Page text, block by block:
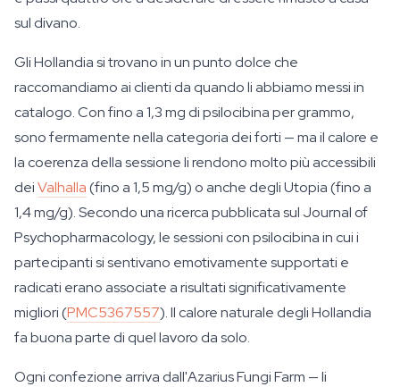
sul divano.
Gli Hollandia si trovano in un punto dolce che
raccomandiamo ai clienti da quando li abbiamo messi in
catalogo. Con fino a 1,3 mg di psilocibina per grammo,
sono fermamente nella categoria dei forti — ma il calore e
la coerenza della sessione li rendono molto più accessibili
deiValhalla(fino a 1,5 mg/g) o anche degli Utopia (fino a
1,4 mg/g). Secondo una ricerca pubblicata sul Journal of
Psychopharmacology, le sessioni con psilocibina in cui i
partecipanti si sentivano emotivamente supportati e
radicati erano associate a risultati significativamente
migliori (PMC5367557). Il calore naturale degli Hollandia
fa buona parte di quel lavoro da solo.
Ogni confezione arriva dall'Azarius Fungi Farm — li